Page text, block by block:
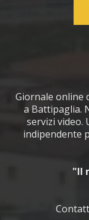
Giornale online
a Battipaglia.
servizi video.
indipendente
"Il